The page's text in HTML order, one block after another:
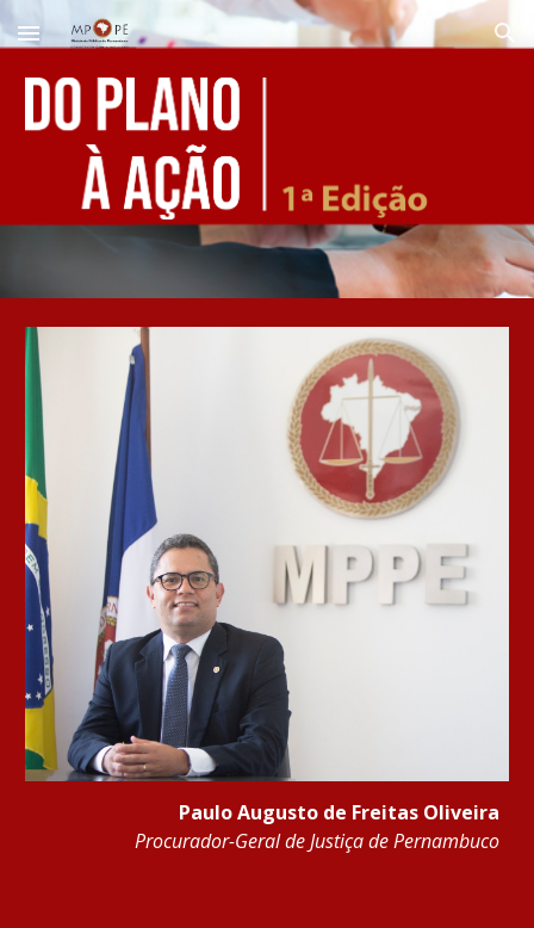
Skip to main content Skip to navigation
Paulo Augusto de Freitas Oliveira
Procurador-Geral de Justiça de Pernambuco